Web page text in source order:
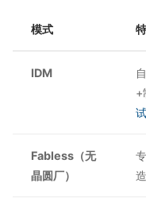
模式
IDM
+
试
Fabless（无
晶圆厂）